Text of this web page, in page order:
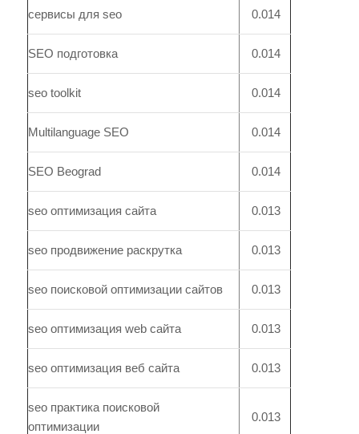
сервисы для seo 0.014
SEO подготовка 0.014
seo toolkit 0.014
Multilanguage SEO 0.014
SEO Beograd 0.014
seo оптимизация сайта 0.013
seo продвижение раскрутка 0.013
seo поисковой оптимизации сайтов 0.013
seo оптимизация web сайта 0.013
seo оптимизация веб сайта 0.013
seo практика поисковой
оптимизации
0.013